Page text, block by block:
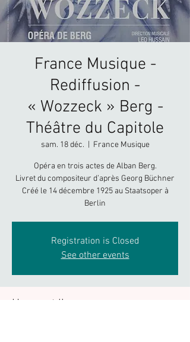
France Musique -
Rediffusion -
« Wozzeck » Berg -
Théâtre du Capitole
sam. 18 déc. France Musique
Opéra en trois actes de Alban Berg.
Livret du compositeur d’après Georg Büchner
Créé le 14 décembre 1925 au Staatsoper à
Berlin
Registration is Closed
See other events
Heure et lieu